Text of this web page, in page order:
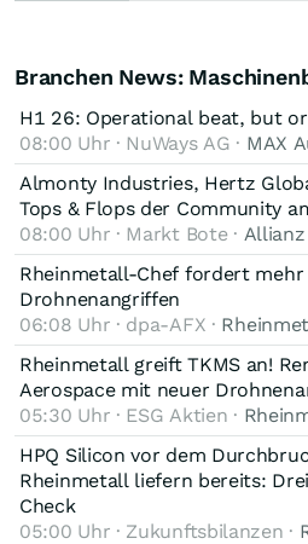
Branchen News:
H1 26: Operational beat, but
08:00 Uhr · NuWays AG · MAX
Almonty Industries, Hertz
Tops & Flops der Community
08:00 Uhr · Markt Bote · Allianz
Rheinmetall-Chef fordert
Drohnenangriffen
06:08 Uhr · dpa-AFX ·
Rheinmetall greift TKMS an!
Aerospace mit neuer
05:30 Uhr · ESG Aktien ·
HPQ Silicon vor dem
Rheinmetall liefern bereits:
Check
05:00 Uhr · Zukunftsbilanzen ·